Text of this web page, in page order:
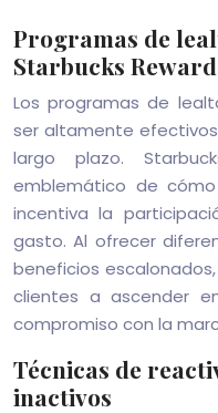
Programas de
Starbucks
Los programas de
ser altamente
largo plazo.
emblemático de
incentiva la
gasto. Al ofrecer
beneficios
clientes a ascender
compromiso con la
Técnicas de
inactivos